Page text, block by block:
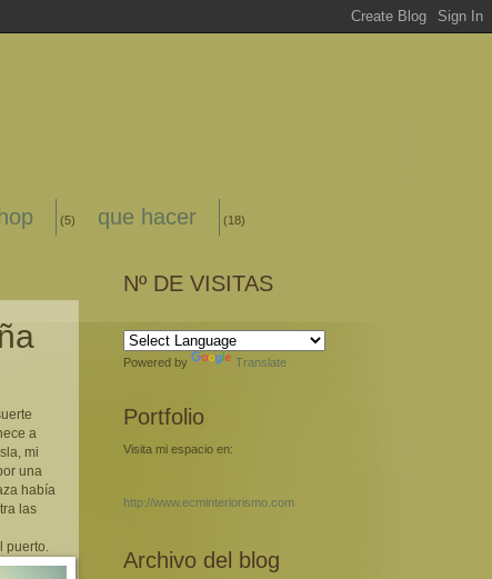
(5) que hacer (18)
a
mi
una
había
las
puerto.
Nº DE VISITAS
Powered by Translate
Portfolio
Visita mi espacio en:
http://www.ecminteriorismo.com
Archivo del blog